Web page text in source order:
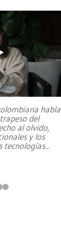
habla
del
al olvido,
y los
tecnologías...